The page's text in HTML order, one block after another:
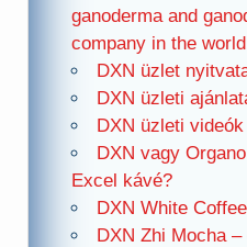
ganoderma and
company in the
DXN üzlet
DXN üzleti
DXN üzleti videók
DXN vagy
Excel kávé?
DXN White
DXN Zhi Mocha